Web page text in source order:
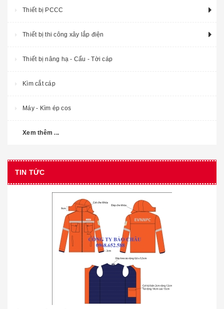
Thiết bị PCCC
Thiết bị thi công xây lắp điện
Thiết bị nâng hạ - Cẩu - Tời cáp
Kìm cắt cáp
Máy - Kìm ép cos
Xem thêm ...
TIN TỨC